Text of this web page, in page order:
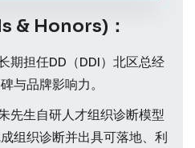
& Honors)：
期担任DD（DDI）北区总经
与品牌影响力。
先生自研人才组织诊断模型
组织诊断并出具可落地、利